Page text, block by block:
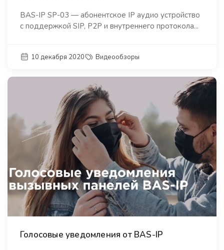
BAS-IP SP-03 — абонентское IP аудио устройство
с поддержкой SIP, P2P и внутреннего протокола...
10 декабря 2020 Видеообзоры
Голосовые уведомления от BAS-IP